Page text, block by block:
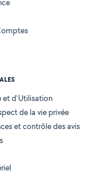
et d'Utilisation
de la vie privée
et contrôle des avis